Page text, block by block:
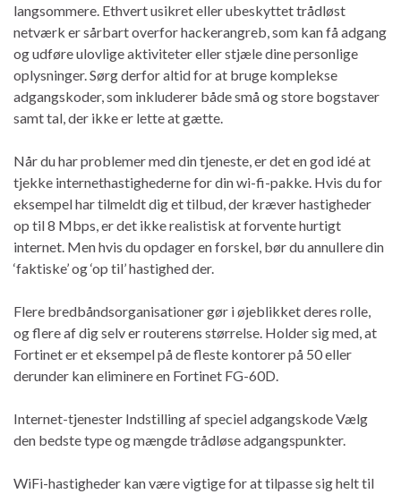
langsommere. Ethvert usikret eller ubeskyttet trådløst
netværk er sårbart overfor hackerangreb, som kan få adgang
og udføre ulovlige aktiviteter eller stjæle dine personlige
oplysninger. Sørg derfor altid for at bruge komplekse
adgangskoder, som inkluderer både små og store bogstaver
samt tal, der ikke er lette at gætte.
Når du har problemer med din tjeneste, er det en god idé at
tjekke internethastighederne for din wi-fi-pakke. Hvis du for
eksempel har tilmeldt dig et tilbud, der kræver hastigheder
op til 8 Mbps, er det ikke realistisk at forvente hurtigt
internet. Men hvis du opdager en forskel, bør du annullere din
‘faktiske’ og ‘op til’ hastighed der.
Flere bredbåndsorganisationer gør i øjeblikket deres rolle,
og flere af dig selv er routerens størrelse. Holder sig med, at
Fortinet er et eksempel på de fleste kontorer på 50 eller
derunder kan eliminere en Fortinet FG-60D.
Internet-tjenester Indstilling af speciel adgangskode Vælg
den bedste type og mængde trådløse adgangspunkter.
WiFi-hastigheder kan være vigtige for at tilpasse sig helt til